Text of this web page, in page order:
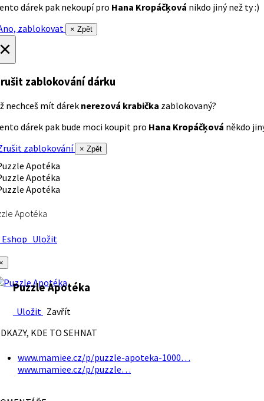
dárek pak nekoupí pro Hana Kropáčķová nikdo jiný než ty :)
zablokovat
× Zpět
zablokování dárku
nechceš mít dárek nerezová krabička zablokovaný?
dárek pak bude moci koupit pro Hana Kropáčķová někdo
zablokování
× Zpět
Apotéka
Uložit
Puzzle Apotéka
Uložit Zavřít
KDE TO SEHNAT
www.mamiee.cz/p/puzzle-apoteka-1000…
www.mamiee.cz/p/puzzle…